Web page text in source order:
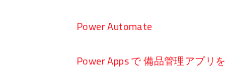
Power Automate
Power Apps で 備品管理アプリ